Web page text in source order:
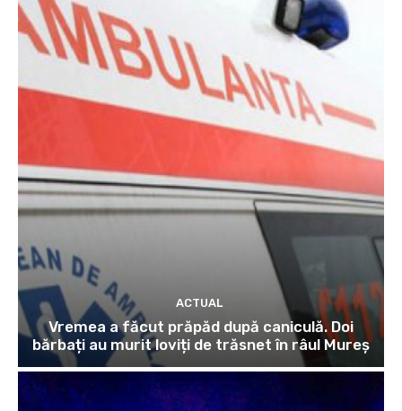
ACTUAL
Vremea a făcut prăpăd după caniculă. Doi
bărbați au murit loviți de trăsnet în râul Mureș